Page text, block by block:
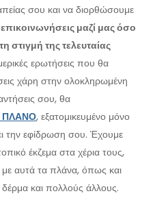
σου και να διορθώσουμε
επικοινωνήσεις μαζί μας όσο
στιγμή της τελευταίας
ερωτήσεις που θα
χάρη στην ολοκληρωμένη
σου, θα
ΠΛΑΝΟ, εξατομικευμένο μόνο
την εφίδρωση σου. Έχουμε
έκζεμα στα χέρια τους,
αυτά τα πλάνα, όπως και
και πολλούς άλλους.